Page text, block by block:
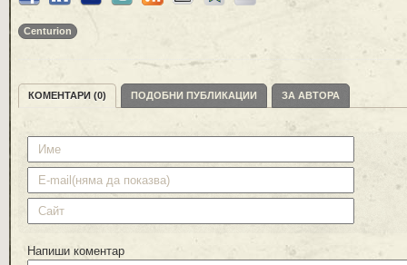
Centurion
КОМЕНТАРИ (0) ПОДОБНИ ПУБЛИКАЦИИ ЗА АВТОРА
Напиши коментар